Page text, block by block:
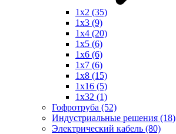
1x2 (35)
1x3 (9)
1x4 (20)
1x5 (6)
1x6 (6)
1x7 (6)
1x8 (15)
1x16 (5)
1x32 (1)
Гофротруба (52)
Индустриальные решения (18)
Электрический кабель (80)